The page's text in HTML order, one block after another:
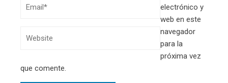
electrónico y
web en este
navegador
para la
próxima vez
que comente.